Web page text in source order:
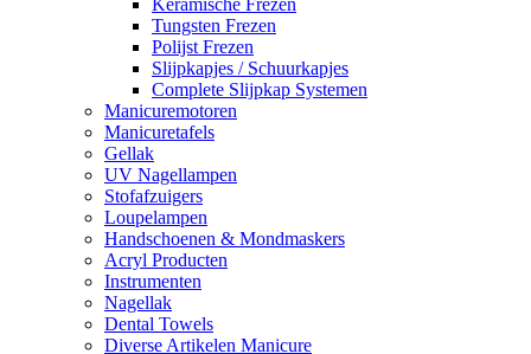
Keramische Frezen
Tungsten Frezen
Polijst Frezen
Slijpkapjes / Schuurkapjes
Complete Slijpkap Systemen
Manicuremotoren
Manicuretafels
Gellak
UV Nagellampen
Stofafzuigers
Loupelampen
Handschoenen & Mondmaskers
Acryl Producten
Instrumenten
Nagellak
Dental Towels
Diverse Artikelen Manicure